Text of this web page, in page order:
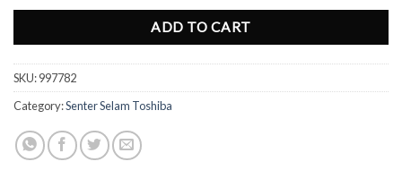
ADD TO CART
SKU:997782
Category:Senter Selam Toshiba